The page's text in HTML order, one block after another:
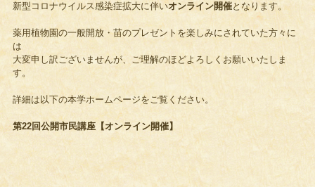
新型コロナウイルス感染症拡大に伴いオンライン開催となります。
薬用植物園の一般開放・苗のプレゼントを楽しみにされていた方々に
は
大変申し訳ございませんが、ご理解のほどよろしくお願いいたしま
す。
詳細は以下の本学ホームページをご覧ください。
第22回公開市民講座【オンライン開催】